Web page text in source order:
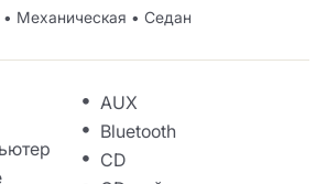
• Механическая • Седан
AUX
Bluetooth
CD